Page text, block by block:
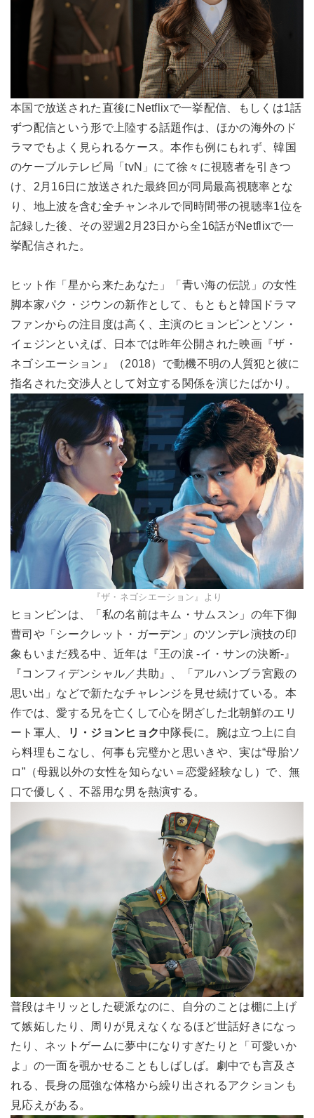
本国で放送された直後にNetflixで一挙配信、もしくは1話
ずつ配信という形で上陸する話題作は、ほかの海外のド
ラマでもよく見られるケース。本作も例にもれず、韓国
のケーブルテレビ局「tvN」にて徐々に視聴者を引きつ
け、2月16日に放送された最終回が同局最高視聴率とな
り、地上波を含む全チャンネルで同時間帯の視聴率1位を
記録した後、その翌週2月23日から全16話がNetflixで一
挙配信された。
ヒット作「星から来たあなた」「青い海の伝説」の女性
脚本家パク・ジウンの新作として、もともと韓国ドラマ
ファンからの注目度は高く、主演のヒョンビンとソン・
イェジンといえば、日本では昨年公開された映画『ザ・
ネゴシエーション』（2018）で動機不明の人質犯と彼に
指名された交渉人として対立する関係を演じたばかり。
『ザ・ネゴシエーション』より
ヒョンビンは、「私の名前はキム・サムスン」の年下御
曹司や「シークレット・ガーデン」のツンデレ演技の印
象もいまだ残る中、近年は『王の涙 -イ・サンの決断-』
『コンフィデンシャル／共助』、「アルハンブラ宮殿の
思い出」などで新たなチャレンジを見せ続けている。本
作では、愛する兄を亡くして心を閉ざした北朝鮮のエリ
ート軍人、
リ・ジョンヒョク中隊長に。腕は立つ上に自
ら料理もこなし、何事も完璧かと思いきや、実は“母胎ソ
ロ”（母親以外の女性を知らない＝恋愛経験なし）で、無
口で優しく、不器用な男を熱演する。
普段はキリッとした硬派なのに、自分のことは棚に上げ
て嫉妬したり、周りが見えなくなるほど世話好きになっ
たり、ネットゲームに夢中になりすぎたりと「可愛いか
よ」の一面を覗かせることもしばしば。劇中でも言及さ
れる、長身の屈強な体格から繰り出されるアクションも
見応えがある。